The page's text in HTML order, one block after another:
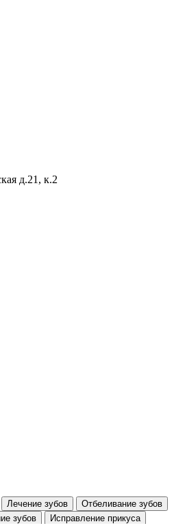
д.21, к.2
Лечение зубов
Отбеливание зубов
зубов
Исправление прикуса